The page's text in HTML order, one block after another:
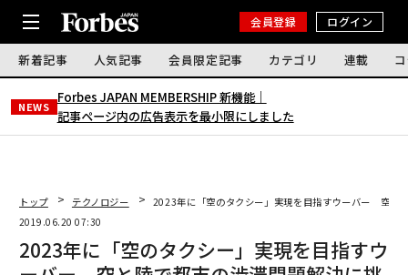
会員登録 ログイン
新着記事 人気記事 会員限定記事 カテゴリ 連載
NEWS
Forbes JAPAN MEMBERSHIP 新機能｜
記事ページ内の広告表示を最小限にしました
トップ テクノロジー
2023年に「空のタクシー」実現を目指すウーバー 空と
2019.06.20 07:30
2023年に「空のタクシー」実現を目指すウ